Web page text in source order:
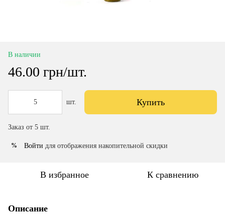
В наличии
46.00 грн/шт.
шт. Купить
Заказ от 5 шт.
% Войти для отображения накопительной скидки
В избранное К сравнению
Описание